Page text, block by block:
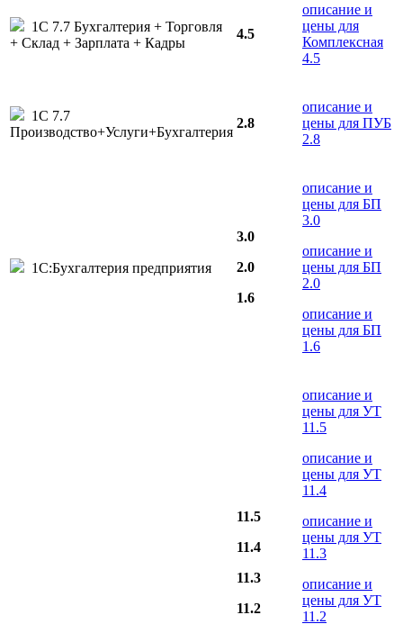
1С 7.7 Бухгалтерия + Торговля
+ Склад + Зарплата + Кадры
4.5
описание и
цены для
Комплексная
4.5
1С 7.7
Производство+Услуги+Бухгалтерия
2.8
описание и
цены для ПУБ
2.8
1С:Бухгалтерия предприятия
3.0
2.0
1.6
описание и
цены для БП
3.0
описание и
цены для БП
2.0
описание и
цены для БП
1.6
11.5
11.4
11.3
11.2
описание и
цены для УТ
11.5
описание и
цены для УТ
11.4
описание и
цены для УТ
11.3
описание и
цены для УТ
11.2